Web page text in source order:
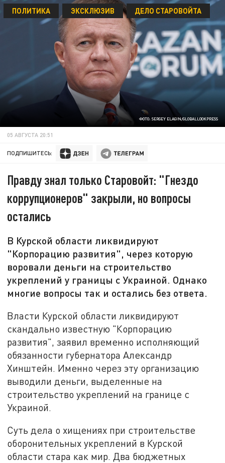
ФОТО: SERGEY ELAGIN/GLOBALLOOKPRESS
ПОЛИТИКА ЭКСКЛЮЗИВ ДЕЛО СТАРОВОЙТА
05 АВГУСТА 20:51
ПОДПИШИТЕСЬ:
Правду знал только Старовойт: "Гнездо
коррупционеров" закрыли, но вопросы
остались
В Курской области ликвидируют
"Корпорацию развития", через которую
воровали деньги на строительство
укреплений у границы с Украиной. Однако
многие вопросы так и остались без ответа.
Власти Курской области ликвидируют
скандально известную "Корпорацию
развития", заявил временно исполняющий
обязанности губернатора Александр
Хинштейн. Именно через эту организацию
выводили деньги, выделенные на
строительство укреплений на границе с
Украиной.
Суть дела о хищениях при строительстве
оборонительных укреплений в Курской
области стара как мир. Два бюджетных